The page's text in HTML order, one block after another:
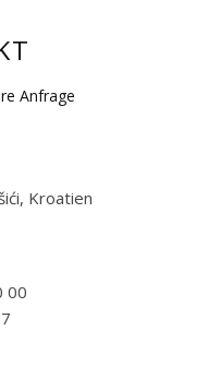
Anfrage
Kroatien
00